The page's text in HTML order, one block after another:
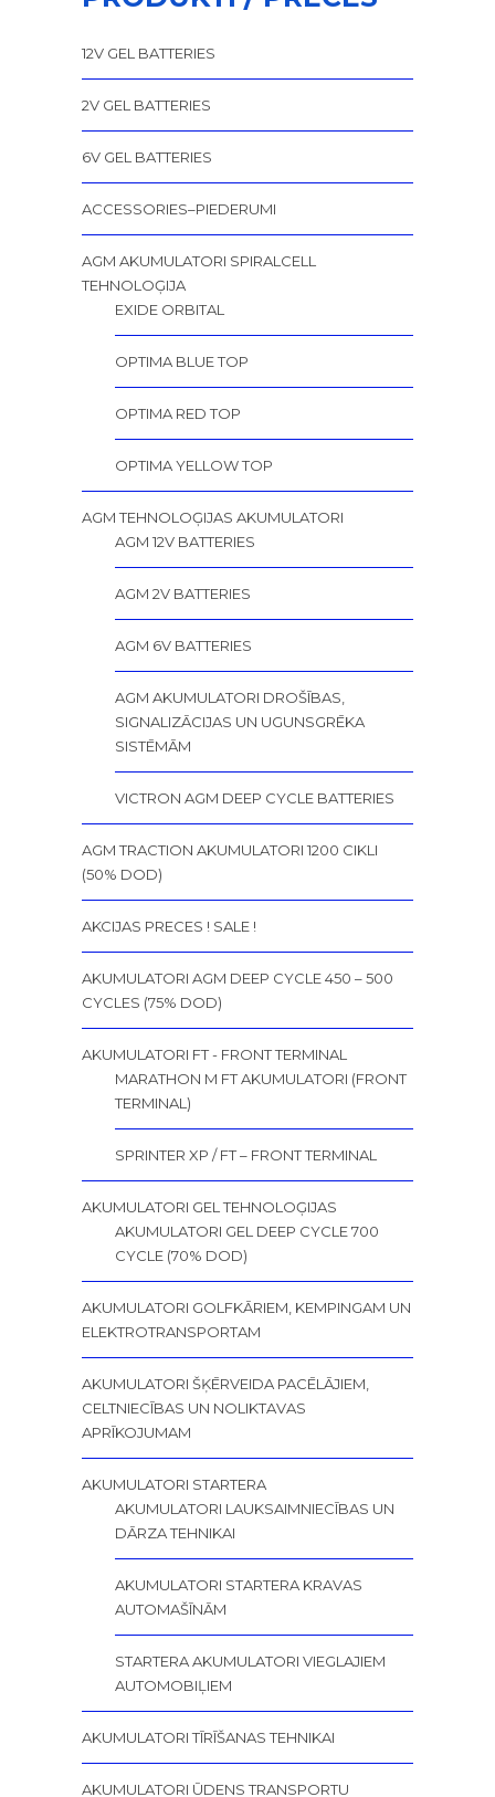
12V GEL BATTERIES
2V GEL BATTERIES
6V GEL BATTERIES
ACCESSORIES–PIEDERUMI
AGM AKUMULATORI SPIRALCELL
TEHNOLOĢIJA
EXIDE ORBITAL
OPTIMA BLUE TOP
OPTIMA RED TOP
OPTIMA YELLOW TOP
AGM TEHNOLOĢIJAS AKUMULATORI
AGM 12V BATTERIES
AGM 2V BATTERIES
AGM 6V BATTERIES
AGM AKUMULATORI DROŠĪBAS,
SIGNALIZĀCIJAS UN UGUNSGRĒKA
SISTĒMĀM
VICTRON AGM DEEP CYCLE BATTERIES
AGM TRACTION AKUMULATORI 1200 CIKLI
(50% DOD)
AKCIJAS PRECES ! SALE !
AKUMULATORI AGM DEEP CYCLE 450 – 500
CYCLES (75% DOD)
AKUMULATORI FT - FRONT TERMINAL
MARATHON M FT AKUMULATORI (FRONT
TERMINAL)
SPRINTER XP / FT – FRONT TERMINAL
AKUMULATORI GEL TEHNOLOĢIJAS
AKUMULATORI GEL DEEP CYCLE 700
CYCLE (70% DOD)
AKUMULATORI GOLFKĀRIEM, KEMPINGAM UN
ELEKTROTRANSPORTAM
AKUMULATORI ŠĶĒRVEIDA PACĒLĀJIEM,
CELTNIECĪBAS UN NOLIKTAVAS
APRĪKOJUMAM
AKUMULATORI STARTERA
AKUMULATORI LAUKSAIMNIECĪBAS UN
DĀRZA TEHNIKAI
AKUMULATORI STARTERA KRAVAS
AUTOMAŠĪNĀM
STARTERA AKUMULATORI VIEGLAJIEM
AUTOMOBIĻIEM
AKUMULATORI TĪRĪŠANAS TEHNIKAI
AKUMULATORI ŪDENS TRANSPORTU